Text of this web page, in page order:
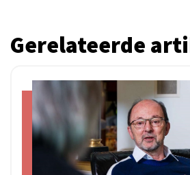
Gerelateerde